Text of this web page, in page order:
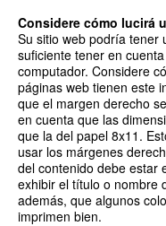
Considere cómo lucirá
Su sitio web podría tener
suficiente tener en
computador. Considere
páginas web tienen este
que el margen derecho
en cuenta que las
que la del papel 8x11.
usar los márgenes
del contenido debe estar
exhibir el título o nombre
además, que algunos
imprimen bien.